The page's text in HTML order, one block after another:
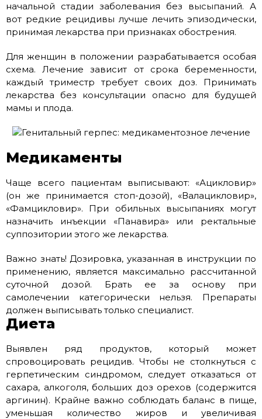
начальной стадии заболевания без высыпаний. А
вот редкие рецидивы лучше лечить эпизодически,
принимая лекарства при признаках обострения.
Для женщин в положении разрабатывается особая
схема. Лечение зависит от срока беременности,
каждый триместр требует своих доз. Принимать
лекарства без консультации опасно для будущей
мамы и плода.
Медикаменты
Чаще всего пациентам выписывают: «Ацикловир»
(он же принимается стоп-дозой), «Валацикловир»,
«Фамцикловир». При обильных высыпаниях могут
назначить инъекции «Панавира» или ректальные
суппозитории этого же лекарства.
Важно знать! Дозировка, указанная в инструкции по
применению, является максимально рассчитанной
суточной дозой. Брать ее за основу при
самолечении категорически нельзя. Препараты
должен выписывать только специалист.
Диета
Выявлен ряд продуктов, который может
спровоцировать рецидив. Чтобы не столкнуться с
герпетическим синдромом, следует отказаться от
сахара, алкоголя, больших доз орехов (содержится
аргинин). Крайне важно соблюдать баланс в пище,
уменьшая количество жиров и увеличивая